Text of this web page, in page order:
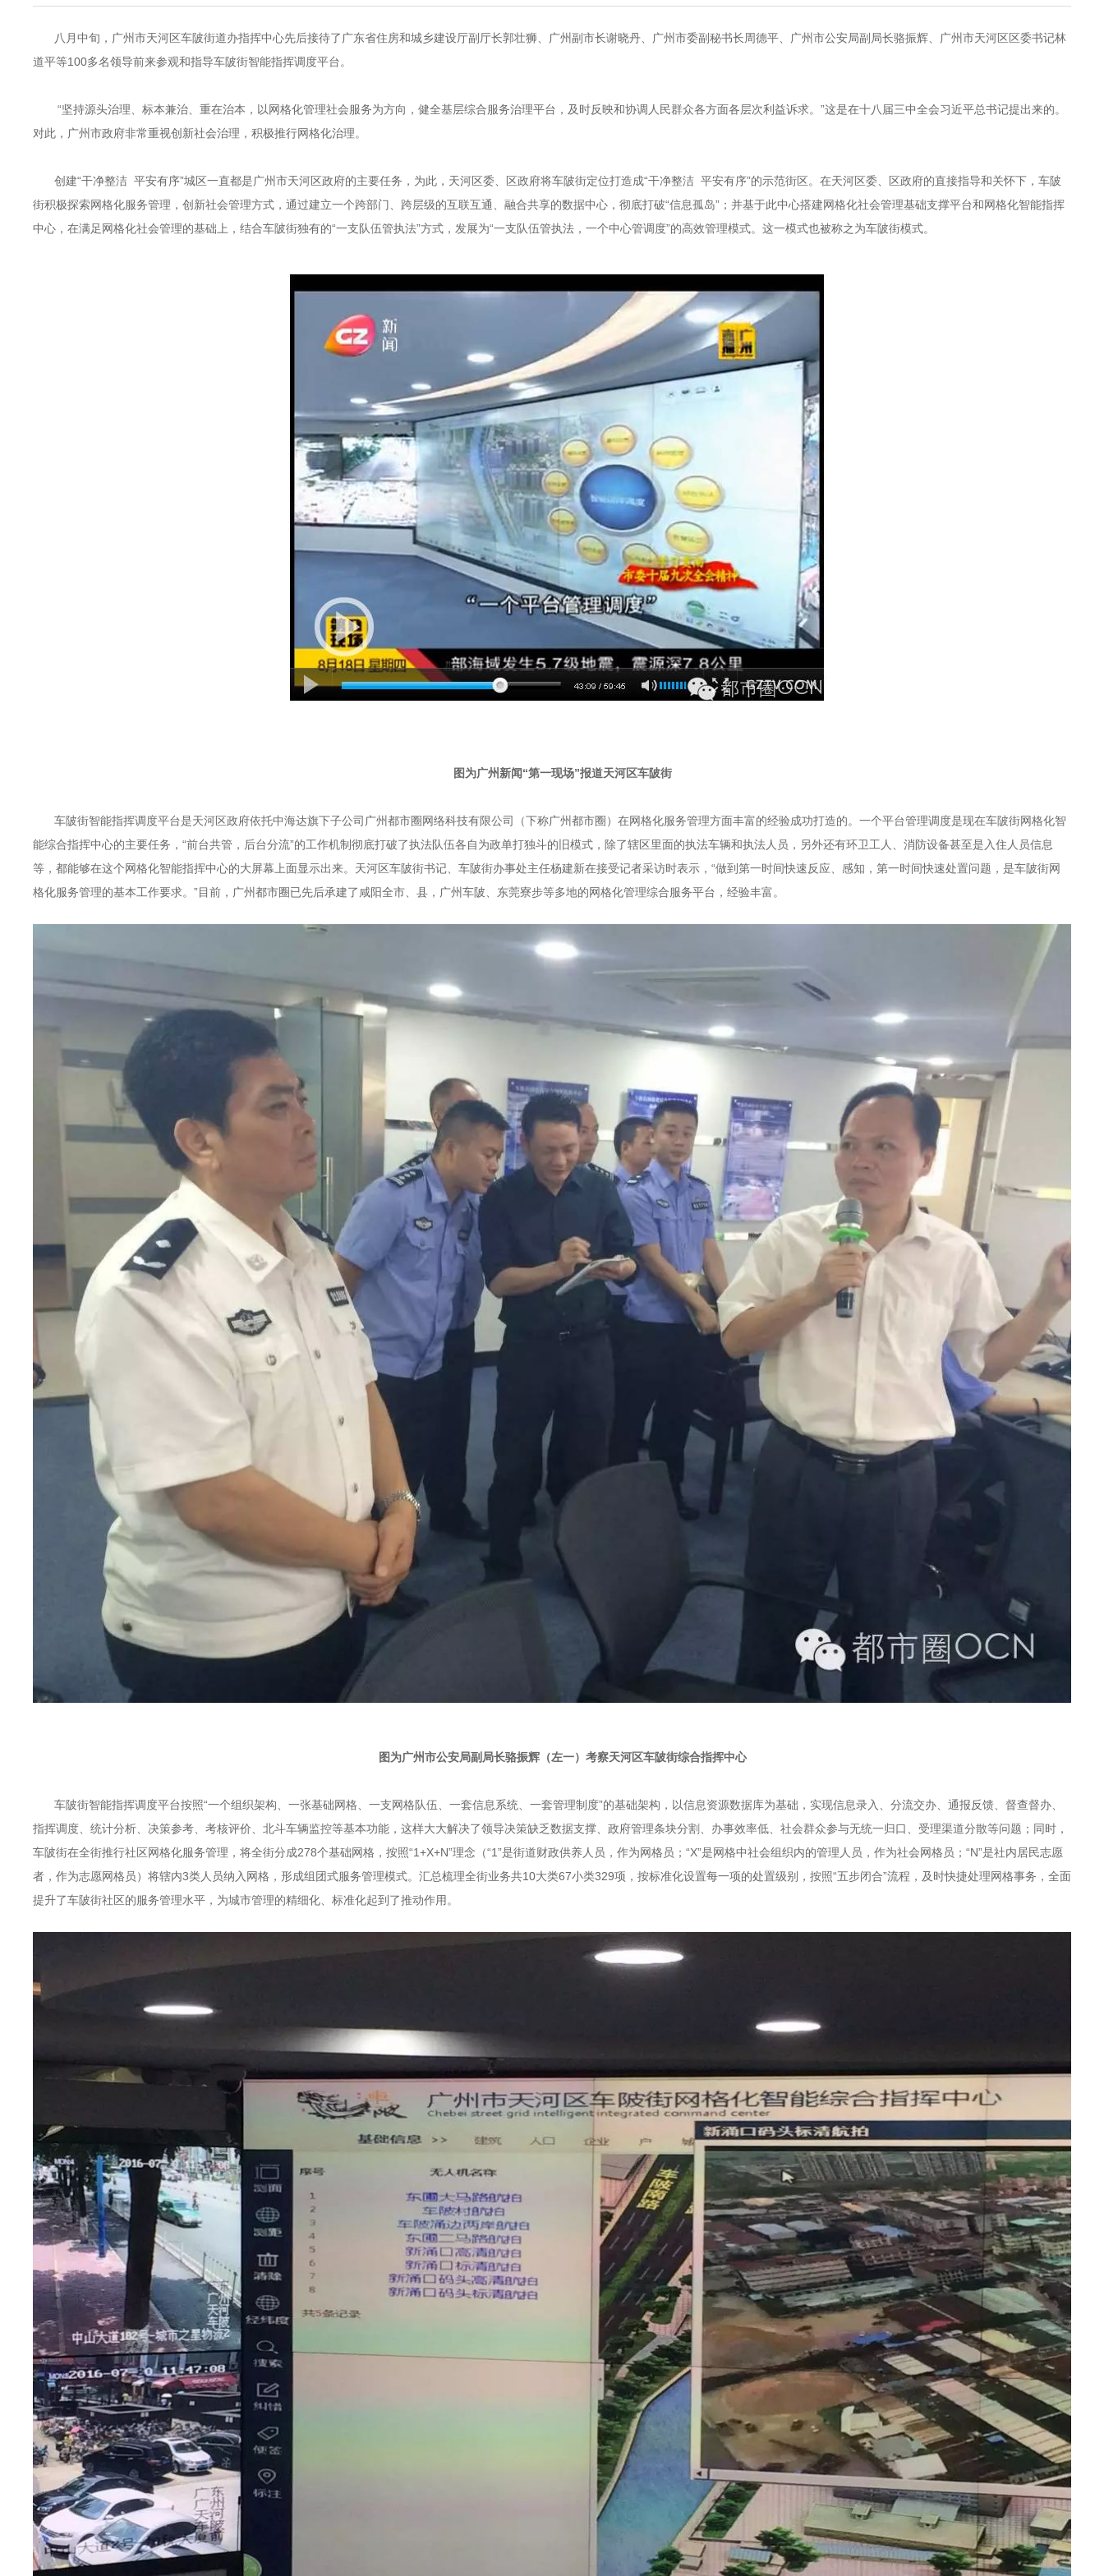
八月中旬，广州市天河区车陂街道办指挥中心先后接待了广东省住房和城乡建设厅副厅长郭壮狮、广州副市长谢晓丹、广州市委副秘书长周德平、广州市公安局副局长骆振辉、广州市天河区区委书记林
道平等100多名领导前来参观和指导车陂街智能指挥调度平台。
“坚持源头治理、标本兼治、重在治本，以网格化管理社会服务为方向，健全基层综合服务治理平台，及时反映和协调人民群众各方面各层次利益诉求。”这是在十八届三中全会习近平总书记提出来的。
对此，广州市政府非常重视创新社会治理，积极推行网格化治理。
创建“干净整洁 平安有序”城区一直都是广州市天河区政府的主要任务，为此，天河区委、区政府将车陂街定位打造成“干净整洁 平安有序”的示范街区。在天河区委、区政府的直接指导和关怀下，车陂
街积极探索网格化服务管理，创新社会管理方式，通过建立一个跨部门、跨层级的互联互通、融合共享的数据中心，彻底打破“信息孤岛”；并基于此中心搭建网格化社会管理基础支撑平台和网格化智能指挥
中心，在满足网格化社会管理的基础上，结合车陂街独有的“一支队伍管执法”方式，发展为“一支队伍管执法，一个中心管调度”的高效管理模式。这一模式也被称之为车陂街模式。
图为广州新闻“第一现场”报道天河区车陂街
车陂街智能指挥调度平台是天河区政府依托中海达旗下子公司广州都市圈网络科技有限公司（下称广州都市圈）在网格化服务管理方面丰富的经验成功打造的。一个平台管理调度是现在车陂街网格化智
能综合指挥中心的主要任务，“前台共管，后台分流”的工作机制彻底打破了执法队伍各自为政单打独斗的旧模式，除了辖区里面的执法车辆和执法人员，另外还有环卫工人、消防设备甚至是入住人员信息
等，都能够在这个网格化智能指挥中心的大屏幕上面显示出来。天河区车陂街书记、车陂街办事处主任杨建新在接受记者采访时表示，“做到第一时间快速反应、感知，第一时间快速处置问题，是车陂街网
格化服务管理的基本工作要求。”目前，广州都市圈已先后承建了咸阳全市、县，广州车陂、东莞寮步等多地的网格化管理综合服务平台，经验丰富。
图为广州市公安局副局长骆振辉（左一）考察天河区车陂街综合指挥中心
车陂街智能指挥调度平台按照“一个组织架构、一张基础网格、一支网格队伍、一套信息系统、一套管理制度”的基础架构，以信息资源数据库为基础，实现信息录入、分流交办、通报反馈、督查督办、
指挥调度、统计分析、决策参考、考核评价、北斗车辆监控等基本功能，这样大大解决了领导决策缺乏数据支撑、政府管理条块分割、办事效率低、社会群众参与无统一归口、受理渠道分散等问题；同时，
车陂街在全街推行社区网格化服务管理，将全街分成278个基础网格，按照“1+X+N”理念（“1”是街道财政供养人员，作为网格员；“X”是网格中社会组织内的管理人员，作为社会网格员；“N”是社内居民志愿
者，作为志愿网格员）将辖内3类人员纳入网格，形成组团式服务管理模式。汇总梳理全街业务共10大类67小类329项，按标准化设置每一项的处置级别，按照“五步闭合”流程，及时快捷处理网格事务，全面
提升了车陂街社区的服务管理水平，为城市管理的精细化、标准化起到了推动作用。